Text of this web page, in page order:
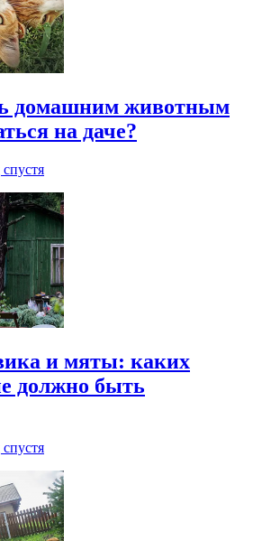
домашним животным
на даче?
спустя
и мяты: каких
должно быть
спустя